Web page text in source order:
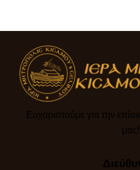
Ευχαριστούμε για την
μας!​